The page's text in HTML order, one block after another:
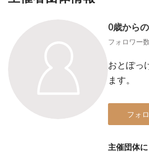
0歳から
フォロワー
おとぽっ
ます。
フォ
主催団体に